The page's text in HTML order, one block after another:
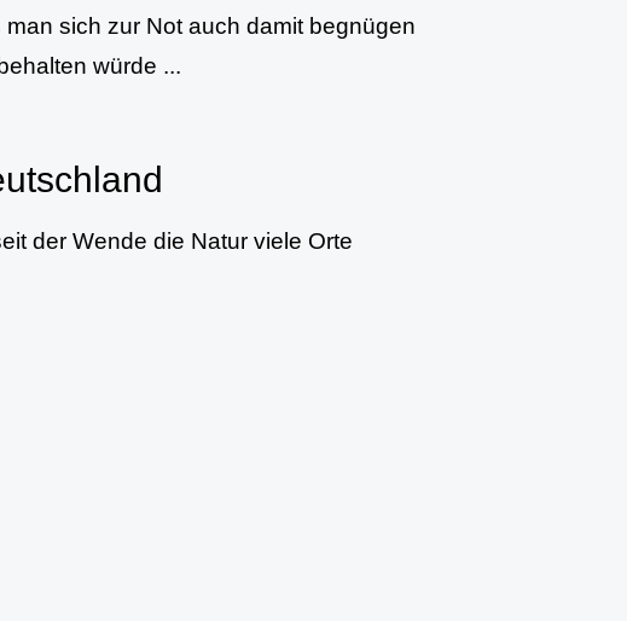
sich zur Not auch damit begnügen
würde ...
der Wende die Natur viele Orte